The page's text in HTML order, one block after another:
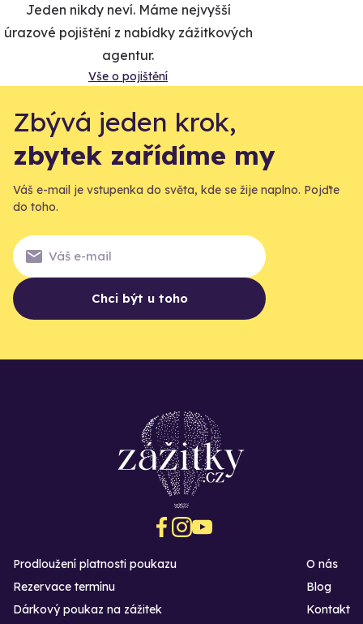
Jeden nikdy neví. Máme nejvyšší
úrazové pojištění z nabídky zážitkových
agentur.
Vše o pojištění
Zbývá jeden krok,
zbytek zařídíme my
Váš e-mail je vstupenka do světa, kde se žije naplno. Pojďte
do toho.
Chci být u toho
Prodloužení platnosti poukazu
Rezervace termínu
Dárkový poukaz na zážitek
O nás
Blog
Kontakt